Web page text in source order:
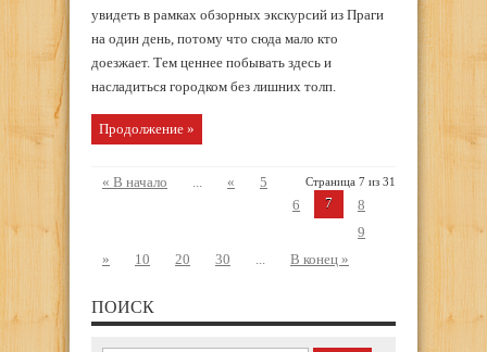
увидеть в рамках обзорных экскурсий из Праги
на один день, потому что сюда мало кто
доезжает. Тем ценнее побывать здесь и
насладиться городком без лишних толп.
Продолжение »
Страница 7 из 31
« В начало ... «
5
6
7
8
9
»
10 20 30 ... В конец »
ПОИСК